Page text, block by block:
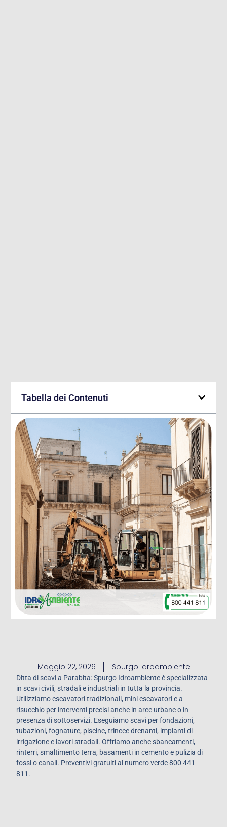
Tabella dei Contenuti
Ditta di scavi a Parabita: Spurgo Idroambiente è specializzata
in scavi civili, stradali e industriali in tutta la provincia.
Utilizziamo escavatori tradizionali, mini escavatori e a
risucchio per interventi precisi anche in aree urbane o in
presenza di sottoservizi. Eseguiamo scavi per fondazioni,
tubazioni, fognature, piscine, trincee drenanti, impianti di
irrigazione e lavori stradali. Offriamo anche sbancamenti,
rinterri, smaltimento terra, basamenti in cemento e pulizia di
fossi o canali. Preventivi gratuiti al numero verde 800 441
811.
Maggio 22, 2026 Spurgo Idroambiente